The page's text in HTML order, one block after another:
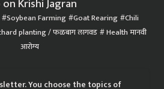
Krishi Jagran
Soybean Farming Goat Rearing Chili
planting / फळबाग लागवड Health मानवी
आरोग्य
You choose the topics of